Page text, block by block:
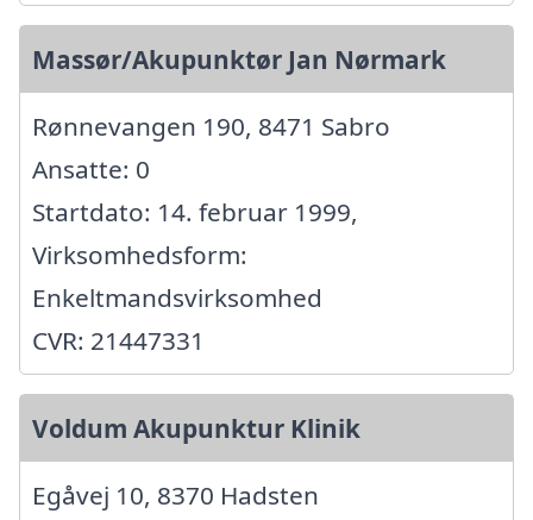
Massør/Akupunktør Jan Nørmark
Rønnevangen 190, 8471 Sabro
Ansatte: 0
Startdato: 14. februar 1999,
Virksomhedsform:
Enkeltmandsvirksomhed
CVR: 21447331
Voldum Akupunktur Klinik
Egåvej 10, 8370 Hadsten